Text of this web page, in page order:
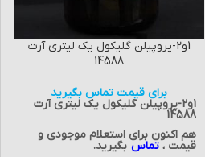
1و2-پروپیلن گلیکول یک لیتری آرت
14588
برای قیمت تماس بگیرید
1و2-پروپیلن گلیکول یک لیتری آرت
14588
هم اکنون برای استعلام موجودی و
قیمت ، تماس بگیرید.